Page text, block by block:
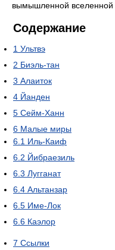
вымышленной вселенной
Содержание
1 Ультвэ
2 Биэль-тан
3 Алаиток
4 Йанден
5 Сейм-Ханн
6 Малые миры
6.1 Иль-Каиф
6.2 Йибраезиль
6.3 Лугганат
6.4 Альтанзар
6.5 Име-Лок
6.6 Каэлор
7 Ссылки